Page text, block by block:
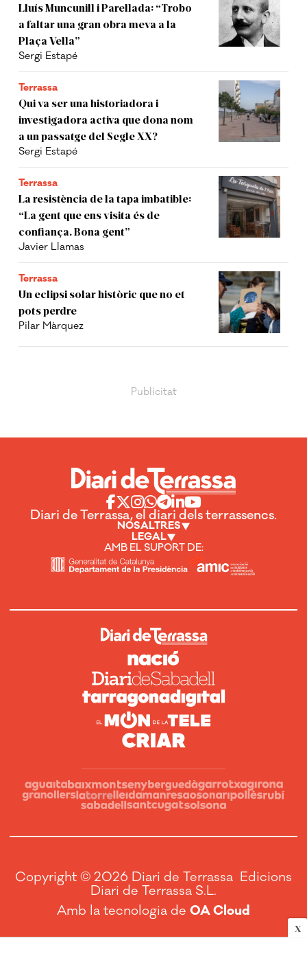
X
Lluís Muncunill i Parellada: “Trobo
a faltar una gran obra meva a la
Plaça Vella”
Sergi Estapé
Terrassa
Qui va ser una historiadora i
investigadora activa que dona nom
a un passatge del Segle XX?
Sergi Estapé
Terrassa
La resistència de la tapa imbatible:
“La gent que ens visita és de
confiança. Bona gent”
Javier Llamas
Terrassa
Un eclipsi solar històric que no et
pots perdre
Pilar Màrquez
Diari de Terrassa, el diari dels terrassencs.
NOSALTRES
LEGAL
AMB EL SUPORT DE:
Copyright © 2026 Diari de Terrassa Edicions
Diari de Terrassa S.L.
Amb la tecnologia de OA Cloud